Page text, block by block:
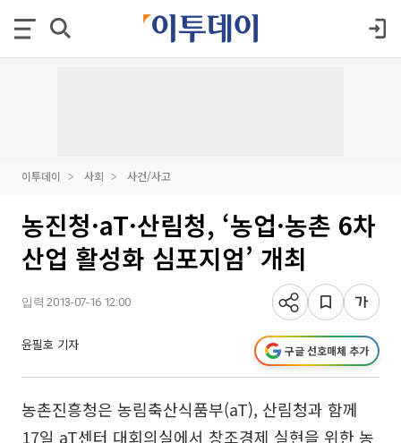
이투데이 사회 사건/사고
농진청·aT·산림청, ‘농업·농촌 6차
산업 활성화 심포지엄’ 개최
입력 2013-07-16 12:00
윤필호 기자 구글 선호매체 추가
농촌진흥청은 농림축산식품부(aT), 산림청과 함께
17일 aT센터 대회의실에서 창조경제 실현을 위한 농